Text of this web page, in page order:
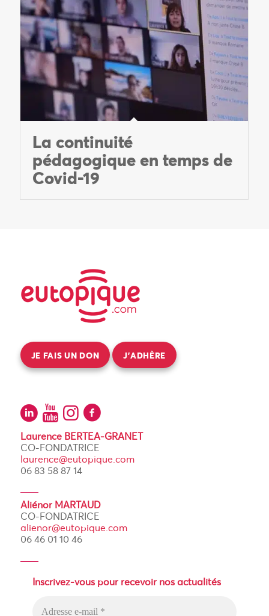
La continuité
pédagogique en temps de
Covid-19
JE FAIS UN DON J’ADHÈRE
Laurence BERTEA-GRANET
CO-FONDATRICE
laurence@eutopique.com
06 83 58 87 14
Aliénor MARTAUD
CO-FONDATRICE
alienor@eutopique.com
06 46 01 10 46
Inscrivez-vous pour recevoir nos actualités